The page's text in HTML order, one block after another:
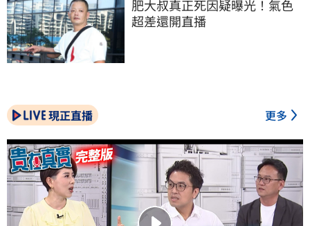
肥大叔真正死因疑曝光！氣色
超差還開直播
現正直播 更多